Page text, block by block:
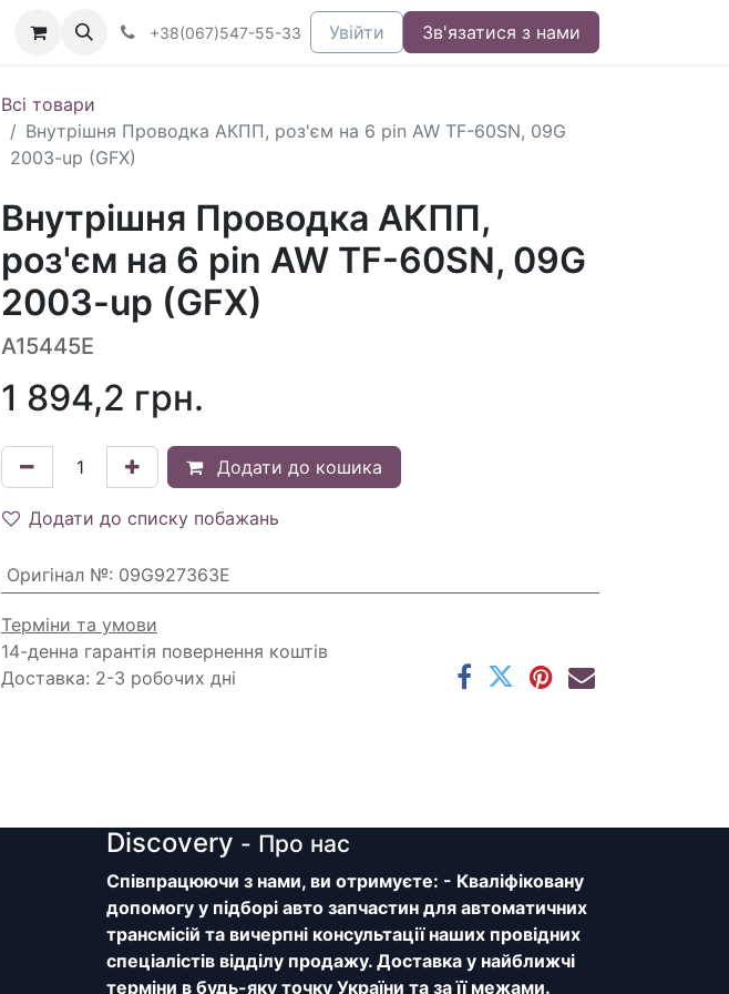
+38(067)547-55-33 Увійти Зв'язатися з нами
Всі товари
Внутрішня Проводка АКПП, роз'єм на 6 pin AW TF-60SN, 09G
2003-up (GFX)
Внутрішня Проводка АКПП,
роз'єм на 6 pin AW TF-60SN, 09G
2003-up (GFX)
A15445E
1 894,2 грн.
Додати до кошика
Додати до списку побажань
Оригінал №: 09G927363E
Терміни та умови
14-денна гарантія повернення коштів
Доставка: 2-3 робочих дні
Discovery - Про нас
Співпрацюючи з нами, ви отримуєте: - Кваліфіковану
допомогу у підборі авто запчастин для автоматичних
трансмісій та вичерпні консультації наших провідних
спеціалістів відділу продажу. Доставка у найближчі
терміни в будь-яку точку України та за її межами.